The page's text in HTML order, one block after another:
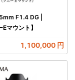
F1.4 DG |
マウント】
1,100,000 円